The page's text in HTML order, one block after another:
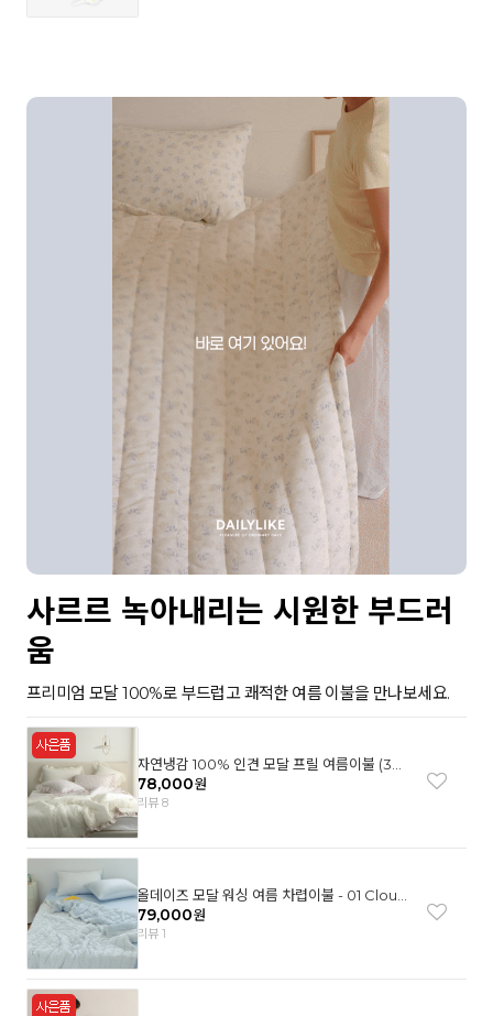
사르르 녹아내리는 시원한 부드러
움
프리미엄 모달 100%로 부드럽고 쾌적한 여름 이불을 만나보세요.
자연냉감 100% 인견 모달 프릴 여름이불 (3컬
러)
78,000원
리뷰 8
올데이즈 모달 워싱 여름 차렵이불 - 01 Cloud
garden(SS)
79,000원
리뷰 1